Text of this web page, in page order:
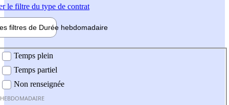
le filtre du type de contrat
filtres de Durée hebdomadaire
Temps plein
Temps partiel
Non renseignée